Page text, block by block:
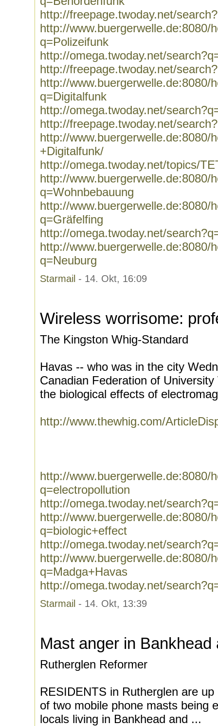
http://freepage.twoday.net/
http://www.buergerwelle.de:8080/
q=Polizeifunk
http://omega.twoday.net/
http://freepage.twoday.net/
http://www.buergerwelle.de:8080/
q=Digitalfunk
http://omega.twoday.net/
http://freepage.twoday.net/
http://
+Digitalfunk/
http://omega.twoday.net/topics/
http://www.buergerwelle.de:8080/
q=Wohnbebauung
http://www.buergerwelle.de:8080/
q=Gräfelfing
http://omega.twoday.net/
http://www.buergerwelle.de:8080/
q=Neuburg
Starmail - 14. Okt, 16:09
Wireless worrisome:
The Kingston Whig-Standard
Havas -- who was in the city
Canadian Federation of
the biological effects of
http://www.thewhig.com/
http://www.buergerwelle.de:8080/
q=electropollution
http://omega.twoday.net/
http://www.buergerwelle.de:8080/
q=biologic+effect
http://omega.twoday.net/
http://www.buergerwelle.de:8080/
q=Madga+Havas
http://omega.twoday.net/
Starmail - 14. Okt, 13:39
Mast anger in Bankhead
Rutherglen Reformer
RESIDENTS in Rutherglen are
of two mobile phone masts being
locals living in Bankhead and ...